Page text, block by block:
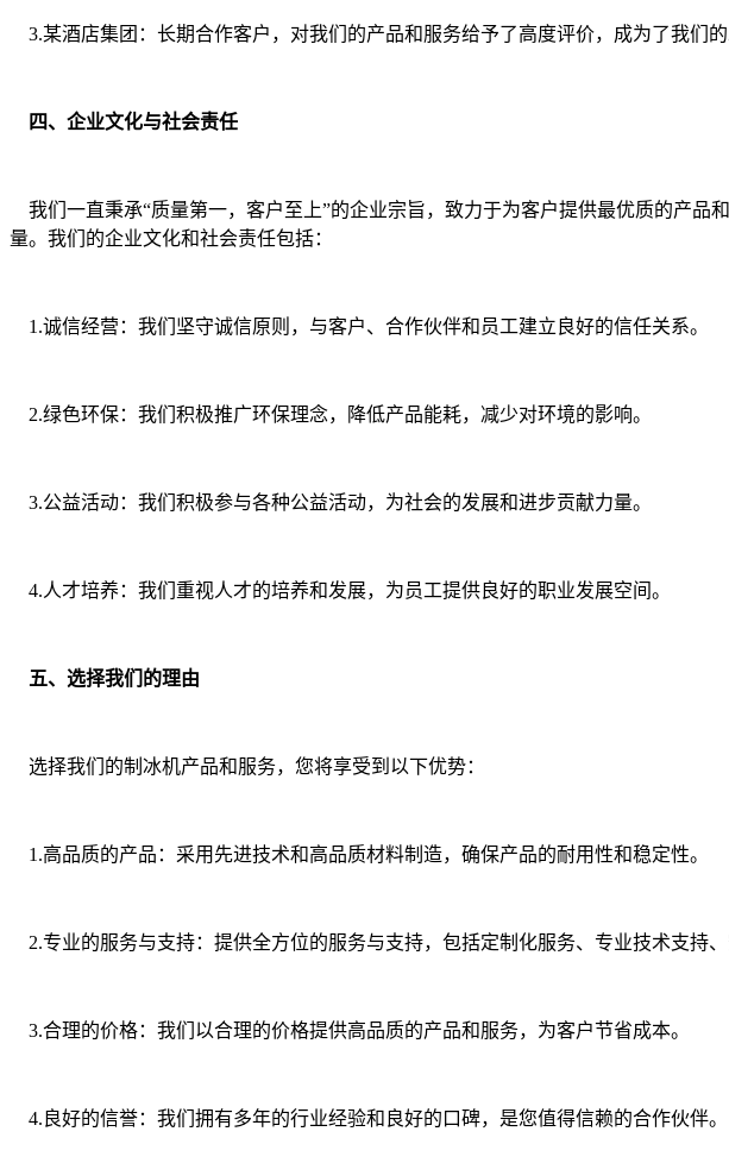
3.某酒店集团：长期合作客户，对我们的产品和服务给予了高度评价，成为了我们的
四、企业文化与社会责任
我们一直秉承“质量第一，客户至上”的企业宗旨，致力于为客户提供最优质的产品
量。我们的企业文化和社会责任包括：
1.诚信经营：我们坚守诚信原则，与客户、合作伙伴和员工建立良好的信任关系。
2.绿色环保：我们积极推广环保理念，降低产品能耗，减少对环境的影响。
3.公益活动：我们积极参与各种公益活动，为社会的发展和进步贡献力量。
4.人才培养：我们重视人才的培养和发展，为员工提供良好的职业发展空间。
五、选择我们的理由
选择我们的制冰机产品和服务，您将享受到以下优势：
1.高品质的产品：采用先进技术和高品质材料制造，确保产品的耐用性和稳定性。
2.专业的服务与支持：提供全方位的服务与支持，包括定制化服务、专业技术支持、
3.合理的价格：我们以合理的价格提供高品质的产品和服务，为客户节省成本。
4.良好的信誉：我们拥有多年的行业经验和良好的口碑，是您值得信赖的合作伙伴。